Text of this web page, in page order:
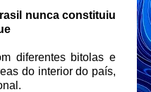
nunca constituiu
diferentes bitolas e
do interior do país,